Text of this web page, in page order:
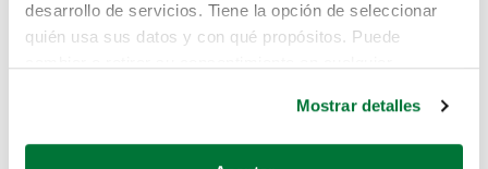
desarrollo de servicios. Tiene la opción de seleccionar
quién usa sus datos y con qué propósitos. Puede
Mostrar detalles
Pero puedes encontrar el coche que estás
buscando en alguno de estos enlaces:
Coches de segunda mano